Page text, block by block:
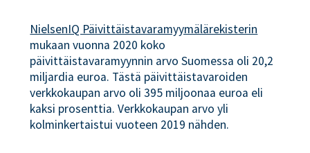
NielsenIQ Päivittäistavaramyymälärekisterin
mukaan vuonna 2020 koko
päivittäistavaramyynnin arvo Suomessa oli 20,2
miljardia euroa. Tästä päivittäistavaroiden
verkkokaupan arvo oli 395 miljoonaa euroa eli
kaksi prosenttia. Verkkokaupan arvo yli
kolminkertaistui vuoteen 2019 nähden.